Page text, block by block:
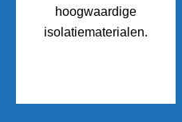
hoogwaardige
isolatiematerialen.